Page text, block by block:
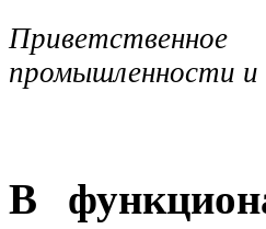
промышленности и
В